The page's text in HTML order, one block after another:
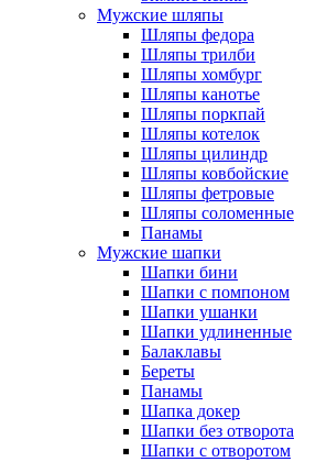
Мужские шляпы
Шляпы федора
Шляпы трилби
Шляпы хомбург
Шляпы канотье
Шляпы поркпай
Шляпы котелок
Шляпы цилиндр
Шляпы ковбойские
Шляпы фетровые
Шляпы соломенные
Панамы
Мужские шапки
Шапки бини
Шапки с помпоном
Шапки ушанки
Шапки удлиненные
Балаклавы
Береты
Панамы
Шапка докер
Шапки без отворота
Шапки с отворотом